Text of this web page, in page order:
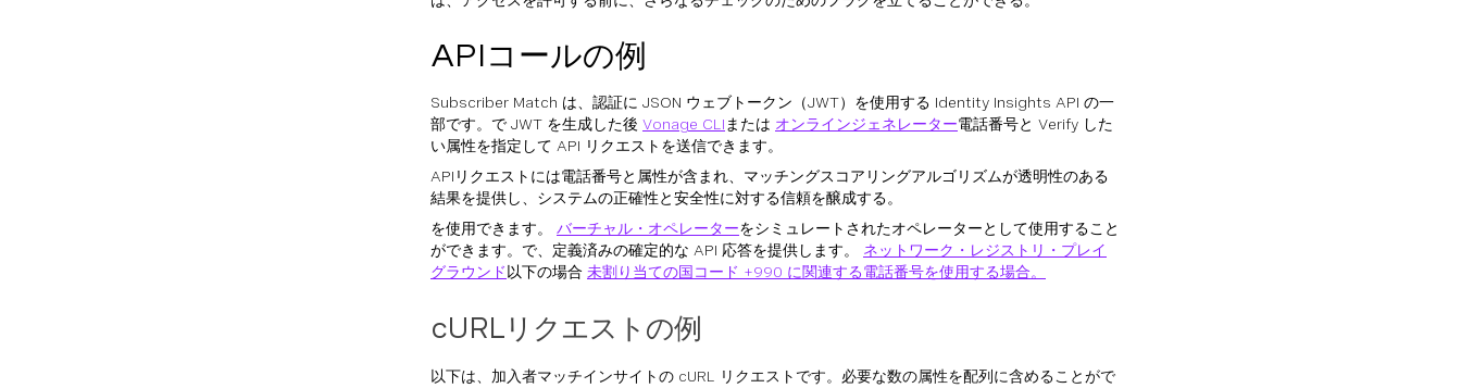
APIコールの例
Subscriber Match は、認証に JSON ウェブトークン（JWT）を使用する Identity Insights API の一
部です。で JWT を生成した後 Vonage CLI または オンラインジェネレーター電話番号と Verify した
い属性を指定して API リクエストを送信できます。
APIリクエストには電話番号と属性が含まれ、マッチングスコアリングアルゴリズムが透明性のある
結果を提供し、システムの正確性と安全性に対する信頼を醸成する。
を使用できます。 バーチャル・オペレーターをシミュレートされたオペレーターとして使用すること
ができます。で、定義済みの確定的な API 応答を提供します。 ネットワーク・レジストリ・プレイ
グラウンド 以下の場合 未割り当ての国コード +990 に関連する電話番号を使用する場合。
cURLリクエストの例
以下は、加入者マッチインサイトの cURL リクエストです。必要な数の属性を配列に含めることがで